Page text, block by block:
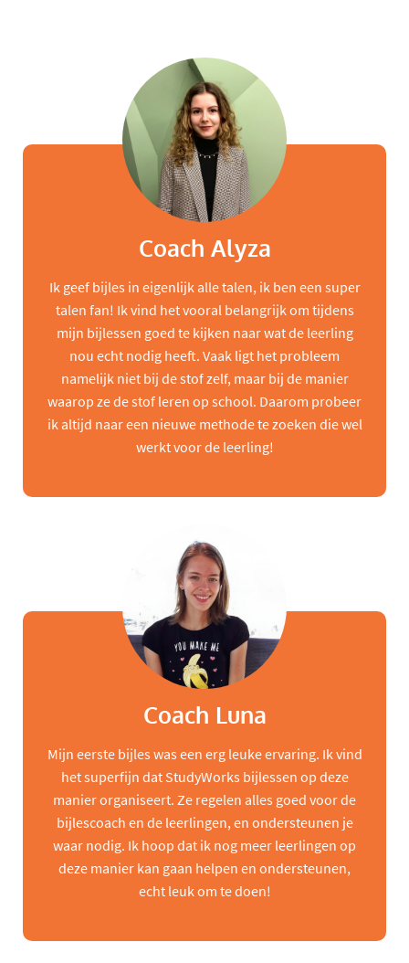
Coach Alyza
Ik geef bijles in eigenlijk alle talen, ik ben een super
talen fan! Ik vind het vooral belangrijk om tijdens
mijn bijlessen goed te kijken naar wat de leerling
nou echt nodig heeft. Vaak ligt het probleem
namelijk niet bij de stof zelf, maar bij de manier
waarop ze de stof leren op school. Daarom probeer
ik altijd naar een nieuwe methode te zoeken die wel
werkt voor de leerling!
Coach Luna
Mijn eerste bijles was een erg leuke ervaring. Ik vind
het superfijn dat StudyWorks bijlessen op deze
manier organiseert. Ze regelen alles goed voor de
bijlescoach en de leerlingen, en ondersteunen je
waar nodig. Ik hoop dat ik nog meer leerlingen op
deze manier kan gaan helpen en ondersteunen,
echt leuk om te doen!